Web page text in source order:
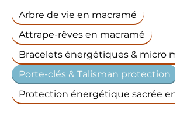
Arbre de vie en macramé
Attrape-rêves en macramé
Bracelets énergétiques & micro
Porte-clés & Talisman protection
Protection énergétique sacrée en